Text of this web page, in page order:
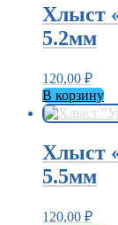
Хлыст
5.2мм
120,00 ₽
В корзину
Хлыст
5.5мм
120,00 ₽